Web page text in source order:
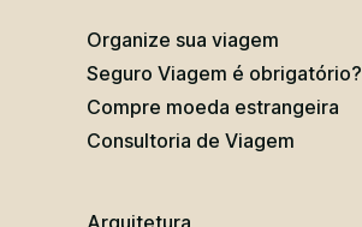
Organize sua viagem
Seguro Viagem é obrigatório?
Compre moeda estrangeira
Consultoria de Viagem
Arquitetura